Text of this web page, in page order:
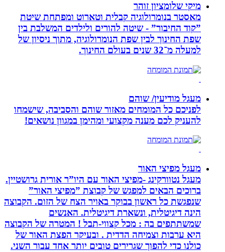
מיקי שלומציון זוהר
מאסטר בנומרולוגיה קבלית וטארוט ומפתחת שיטת
”קוד החיבור” - שיטה להורים ולילדים המשלבת בין
שפת החינוך לבין שפת הנומרולוגיה, מתוך ניסיון של
למעלה מ־32 שנים בעולם החינוך.
מעגל מודיעין/ שוהם
לפניכם כל המומחים מאזור שוהם והסביבה, שישמחו
להעניק לכם מענה מקצועי ומהימן במגוון נושאים!
מעגל מפיצי האור
מעגל נטוורקינג -מפיצי האור עם היו”ר אורית גרושטיין.
ברוכים הבאים למפגש של קבוצת ”מפיצי האור”
שנפגשת כל ראשון בבוקר באויר הצח של הזום. הקבוצה
הינה דיגיטלית, ונשארת דיגיטלית. האנשים
שמשתתפים בה : מכל קצווי-תבל ! המטרה של הקבוצה
היא ערבות וצמיחה הדדית . ובעיקר הפצת האור של
כולנו כדי להפוך שגרירים טובים יותר אחד עבור השני.